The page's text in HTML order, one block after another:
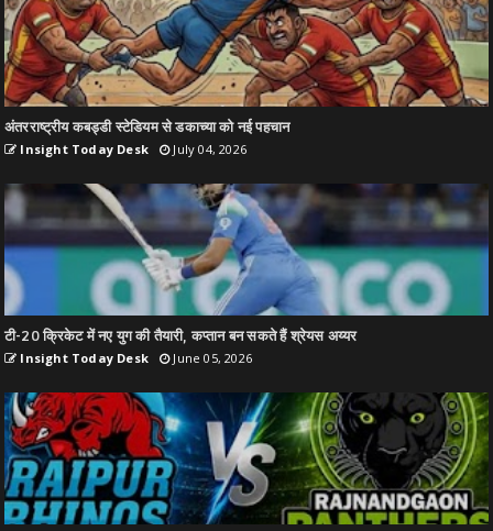
अंतरराष्ट्रीय कबड्डी स्टेडियम से डकाच्या को नई पहचान
Insight Today Desk July 04, 2026
टी-20 क्रिकेट में नए युग की तैयारी, कप्तान बन सकते हैं श्रेयस अय्यर
Insight Today Desk June 05, 2026